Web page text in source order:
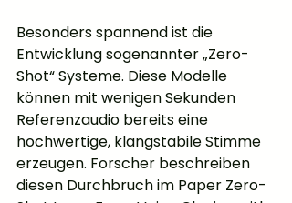
Besonders spannend ist die
Entwicklung sogenannter „Zero-
Shot“ Systeme. Diese Modelle
können mit wenigen Sekunden
Referenzaudio bereits eine
hochwertige, klangstabile Stimme
erzeugen. Forscher beschreiben
diesen Durchbruch im Paper Zero-